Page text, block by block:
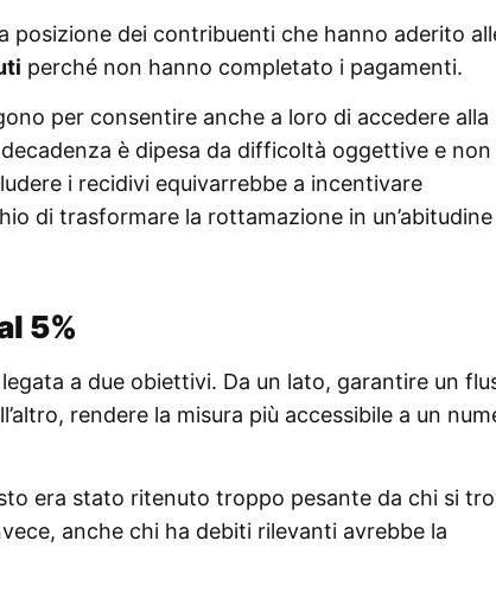
posizione dei contribuenti che hanno aderito
perché non hanno completato i pagamenti.
per consentire anche a loro di accedere alla
è dipesa da difficoltà oggettive e non
i recidivi equivarrebbe a incentivare
di trasformare la rottamazione in un’abitudine
5%
a due obiettivi. Da un lato, garantire un
rendere la misura più accessibile a un
era stato ritenuto troppo pesante da chi si
anche chi ha debiti rilevanti avrebbe la